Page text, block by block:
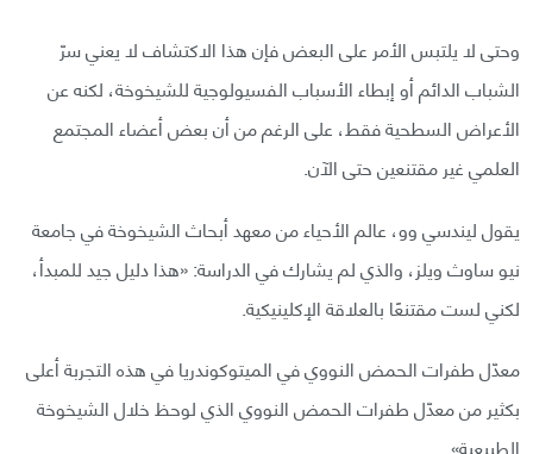
وحتى لا يلتبس الأمر على البعض فإن هذا الاكتشاف لا يعني سرّ
الشباب الدائم أو إبطاء الأسباب الفسيولوجية للشيخوخة، لكنه عن
الأعراض السطحية فقط، على الرغم من أن بعض أعضاء المجتمع
العلمي غير مقتنعين حتى الآن.
يقول ليندسي وو، عالم الأحياء من معهد أبحاث الشيخوخة في جامعة
نيو ساوث ويلز، والذي لم يشارك في الدراسة: «هذا دليل جيد للمبدأ،
لكني لست مقتنعًا بالعلاقة الإكلينيكية.
معدّل طفرات الحمض النووي في الميتوكوندريا في هذه التجربة أعلى
بكثير من معدّل طفرات الحمض النووي الذي لوحظ خلال الشيخوخة
الطبيعية».